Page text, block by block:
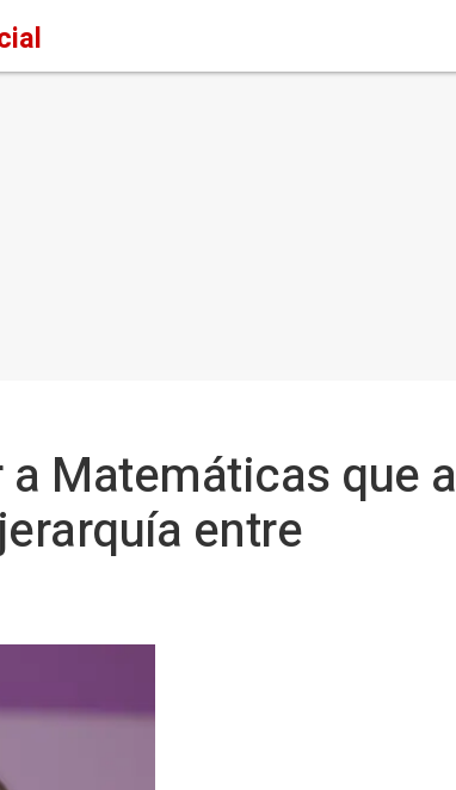
Matemáticas que a
entre